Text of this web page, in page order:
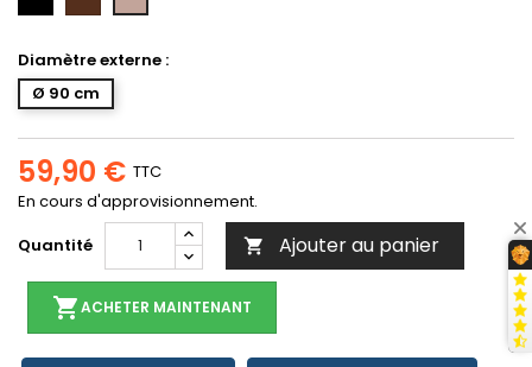
foncé clair
Diamètre externe :
Ø 90 cm
59,90 € TTC
En cours d'approvisionnement.
Quantité
 Ajouter au panier
shopping_cartACHETER MAINTENANT